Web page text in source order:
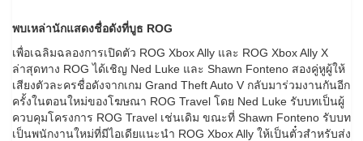
พบเหล่านักแสดงชื่อดังที่บูธ ROG
เพื่อเฉลิมฉลองการเปิดตัว ROG Xbox Ally และ ROG Xbox Ally X
ล่าสุดทาง ROG ได้เชิญ Ned Luke และ Shawn Fonteno สองคู่หูผู้ให้
เสียงตัวละครชื่อดังจากเกม Grand Theft Auto V กลับมาร่วมงานกันอีก
ครั้งในตอนใหม่ของโฆษณา ROG Travel โดย Ned Luke รับบทเป็นผู้
ควบคุมโครงการ ROG Travel เช่นเดิม ขณะที่ Shawn Fonteno รับบท
เป็นพนักงานใหม่ที่มีไอเดียแนะนำ ROG Xbox Ally ให้เป็นตั๋วสำหรับส่ง